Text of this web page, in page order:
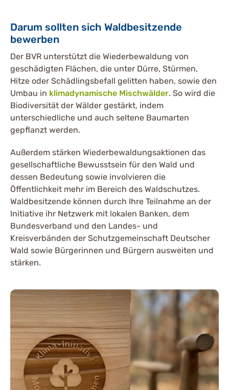
Darum sollten sich Waldbesitzende
bewerben
Der BVR unterstützt die Wiederbewaldung von
geschädigten Flächen, die unter Dürre, Stürmen,
Hitze oder Schädlingsbefall gelitten haben, sowie den
Umbau in klimadynamische Mischwälder. So wird die
Biodiversität der Wälder gestärkt, indem
unterschiedliche und auch seltene Baumarten
gepflanzt werden.
Außerdem stärken Wiederbewaldungsaktionen das
gesellschaftliche Bewusstsein für den Wald und
dessen Bedeutung sowie involvieren die
Öffentlichkeit mehr im Bereich des Waldschutzes.
Waldbesitzende können durch Ihre Teilnahme an der
Initiative ihr Netzwerk mit lokalen Banken, dem
Bundesverband und den Landes- und
Kreisverbänden der Schutzgemeinschaft Deutscher
Wald sowie Bürgerinnen und Bürgern ausweiten und
stärken.